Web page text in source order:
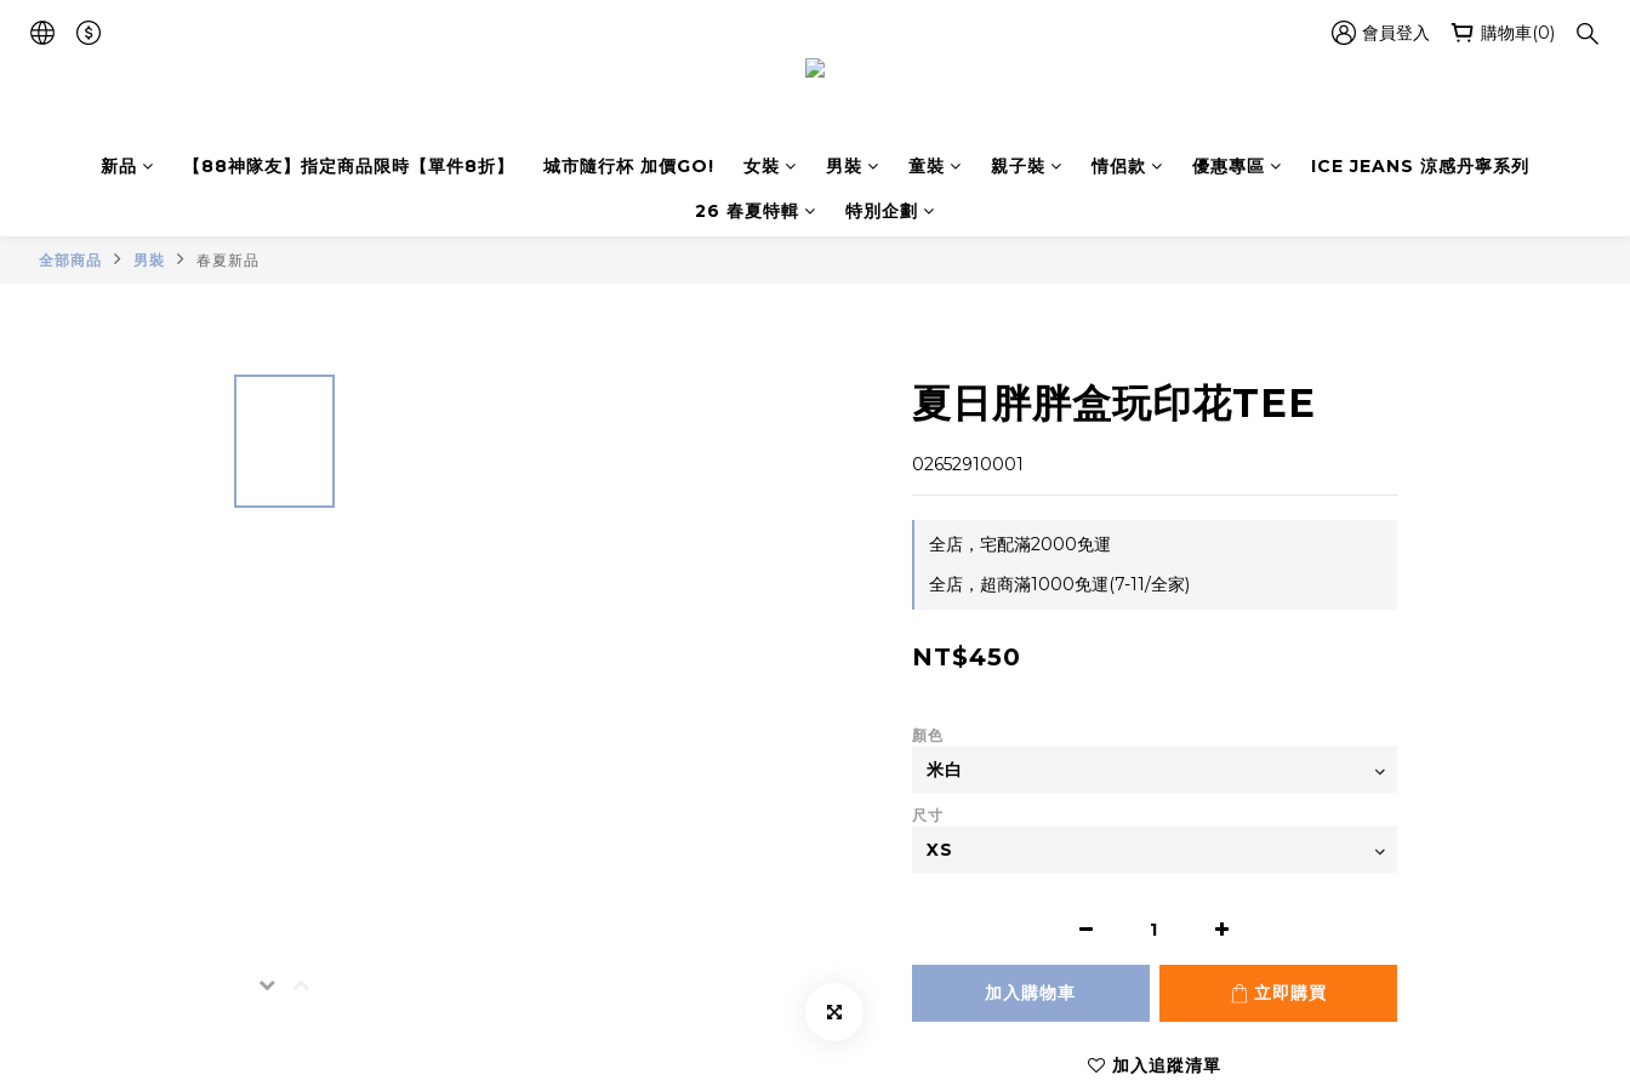
會員登入 購物車(0)
新品 【88神隊友】指定商品限時【單件8折】 城市隨行杯 加價GO! 女裝 男裝 童裝 親子裝 情侶款 優惠專區 ICE JEANS 涼感丹寧系列
26 春夏特輯 特別企劃
全部商品 男裝 春夏新品
夏日胖胖盒玩印花TEE
02652910001
全店，宅配滿2000免運
全店，超商滿1000免運(7-11/全家)
NT$450
顏色
尺寸
加入購物車 立即購買
加入追蹤清單